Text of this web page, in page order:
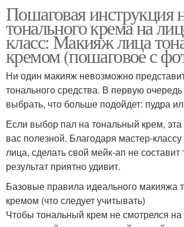
Пошаговая инструкция
тонального крема на
класс: Макияж лица
кремом (пошаговое с
Ни один макияж невозможно
тонального средства. В первую
выбрать, что больше подойдет: пудра
Если выбор пал на тональный крем, эта
вас полезной. Благодаря мастер-
лица, сделать свой мейк-ап не составит
результат приятно удивит.
Базовые правила идеального макияжа
кремом (что следует учитывать)
Чтобы тональный крем не смотрелся